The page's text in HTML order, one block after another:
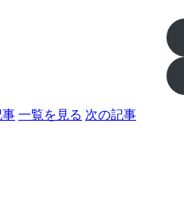
事 一覧を見る 次の記事